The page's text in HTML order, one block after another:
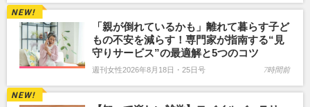
「親が倒れているかも」離れて暮らす子ど
もの不安を減らす！専門家が指南する“見
守りサービス”の最適解と5つのコツ
週刊女性2026年8月18日・25日号 7時間前